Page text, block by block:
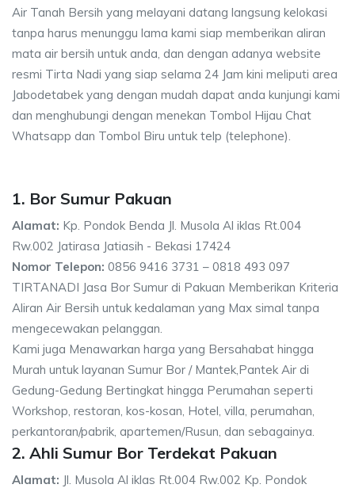
Air Tanah Bersih yang melayani datang langsung kelokasi
tanpa harus menunggu lama kami siap memberikan aliran
mata air bersih untuk anda, dan dengan adanya website
resmi Tirta Nadi yang siap selama 24 Jam kini meliputi area
Jabodetabek yang dengan mudah dapat anda kunjungi kami
dan menghubungi dengan menekan Tombol Hijau Chat
Whatsapp dan Tombol Biru untuk telp (telephone).
1. Bor Sumur Pakuan
Alamat: Kp. Pondok Benda Jl. Musola Al iklas Rt.004
Rw.002 Jatirasa Jatiasih - Bekasi 17424
Nomor Telepon: 0856 9416 3731 – 0818 493 097
TIRTANADI Jasa Bor Sumur di Pakuan Memberikan Kriteria
Aliran Air Bersih untuk kedalaman yang Max simal tanpa
mengecewakan pelanggan.
Kami juga Menawarkan harga yang Bersahabat hingga
Murah untuk layanan Sumur Bor / Mantek,Pantek Air di
Gedung-Gedung Bertingkat hingga Perumahan seperti
Workshop, restoran, kos-kosan, Hotel, villa, perumahan,
perkantoran/pabrik, apartemen/Rusun, dan sebagainya.
2. Ahli Sumur Bor Terdekat Pakuan
Alamat: Jl. Musola Al iklas Rt.004 Rw.002 Kp. Pondok